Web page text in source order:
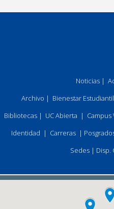
Noticias|
Archivo | Bienestar Estudiantil
Bibliotecas| UC Abierta | Campus
Identidad | Carreras|
Sedes| Disp.